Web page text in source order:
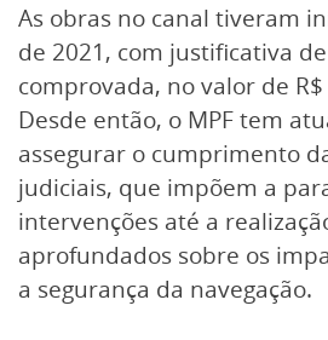
As obras no canal tiveram
de 2021, com justificativa
comprovada, no valor de
Desde então, o MPF tem
assegurar o cumprimento
judiciais, que impõem a
intervenções até a
aprofundados sobre os
a segurança da navegação.